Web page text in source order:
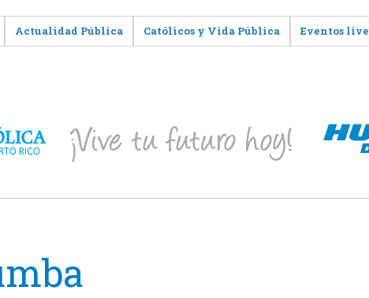
Actualidad Pública Católicos y Vida Pública Eventos live